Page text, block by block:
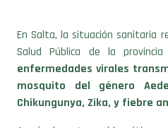
En Salta, la situación sanitaria
Salud Pública de la
enfermedades virales
mosquito del género
Chikungunya, Zika, y fiebre